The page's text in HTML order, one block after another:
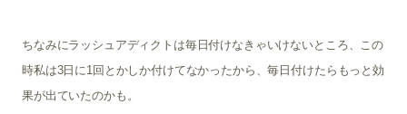
ちなみにラッシュアディクトは毎日付けなきゃいけないところ、この
時私は3日に1回とかしか付けてなかったから、毎日付けたらもっと効
果が出ていたのかも。